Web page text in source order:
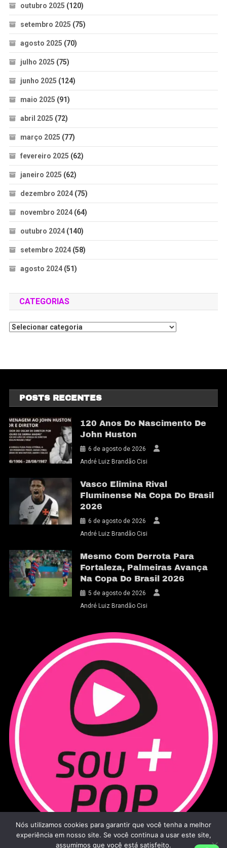
outubro 2025 (120)
setembro 2025 (75)
agosto 2025 (70)
julho 2025 (75)
junho 2025 (124)
maio 2025 (91)
abril 2025 (72)
março 2025 (77)
fevereiro 2025 (62)
janeiro 2025 (62)
dezembro 2024(75)
novembro 2024(64)
outubro 2024(140)
setembro 2024(58)
agosto 2024(51)
CATEGORIAS
POSTS RECENTES
120 Anos Do Nascimento De
John Huston
6 de agosto de 2026
André Luiz Brandão Cisi
Vasco Elimina Rival
Fluminense Na Copa Do Brasil
2026
6 de agosto de 2026
André Luiz Brandão Cisi
Mesmo Com Derrota Para
Fortaleza, Palmeiras Avança
Na Copa Do Brasil 2026
5 de agosto de 2026
André Luiz Brandão Cisi
Nós utilizamos cookies para garantir que você tenha a melhor
experiência em nosso site. Se você continua a usar este site,
assumimos que você está satisfeito.